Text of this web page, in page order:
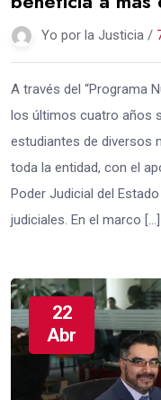
Yo por la Justicia /
A través del “Programa
los últimos cuatro años
estudiantes de diversos
toda la entidad, con el
Poder Judicial del
judiciales. En el marco […]
22
Abr